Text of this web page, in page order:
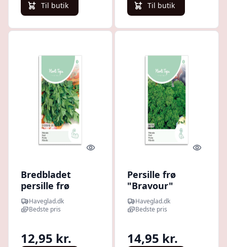
Til butik Til butik
Quick look
Bredbladet
persille frø
"Amsterdamse
snij"
Haveglad.dk
Bedste pris
12,95 kr.
Quick
Persille frø
"Bravour"
Haveglad.dk
Bedste pris
14,95 kr.